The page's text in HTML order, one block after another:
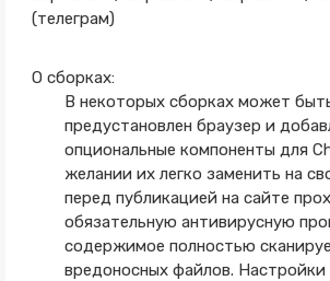
(телеграм)
О сборках:
В некоторых сборках может
предустановлен браузер и
опциональные компоненты для
желании их легко заменить на
перед публикацией на сайте
обязательную антивирусную
содержимое полностью
вредоносных файлов.